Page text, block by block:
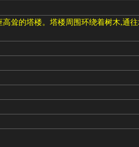
耸的塔楼。塔楼周围环绕着树木,通